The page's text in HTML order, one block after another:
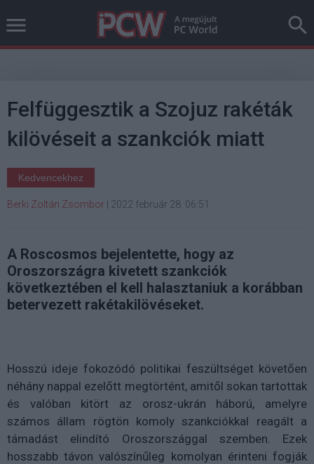
Felfüggesztik a Szojuz rakéták
kilövéseit a szankciók miatt
Kedvencekhez
Berki Zoltán Zsombor 2022 február 28. 06:51
A Roscosmos bejelentette, hogy az
Oroszországra kivetett szankciók
következtében el kell halasztaniuk a korábban
betervezett rakétakilövéseket.
Hosszú ideje fokozódó politikai feszültséget követően
néhány nappal ezelőtt megtörtént, amitől sokan tartottak
és valóban kitört az orosz-ukrán háború, amelyre
számos állam rögtön komoly szankciókkal reagált a
támadást elindító Oroszországgal szemben. Ezek
hosszabb távon valószínűleg komolyan érinteni fogják